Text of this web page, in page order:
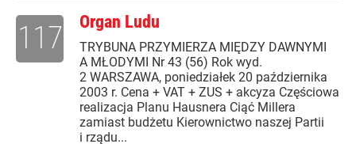
Organ Ludu
TRYBUNA PRZYMIERZA MIĘDZY DAWNYMI
A MŁODYMI Nr 43 (56) Rok wyd.
2 WARSZAWA, poniedziałek 20 października
2003 r. Cena + VAT + ZUS + akcyza Częściowa
realizacja Planu Hausnera Ciąć Millera
zamiast budżetu Kierownictwo naszej Partii
i rządu...
117